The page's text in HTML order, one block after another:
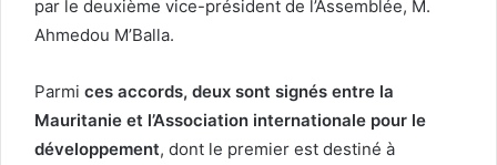
par le deuxième vice-président de l’Assemblée, M.
Ahmedou M’Balla.
Parmi ces accords, deux sont signés entre la
Mauritanie et l’Association internationale pour le
développement, dont le premier est destiné à